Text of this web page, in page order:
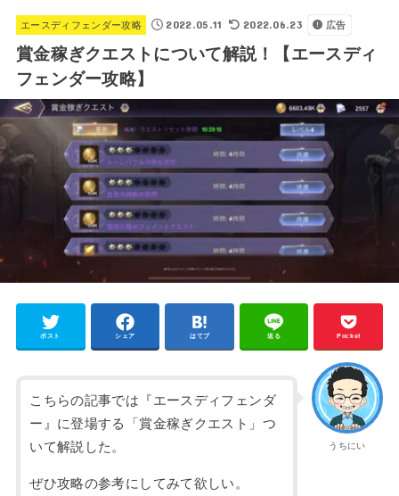
エースディフェンダー攻略 2022.05.11 2022.06.23 広告
賞金稼ぎクエストについて解説！【エースディ
フェンダー攻略】
ポスト シェア はてブ 送る Pocket
うちにい
こちらの記事では『エースディフェンダ
ー』に登場する「賞金稼ぎクエスト」つ
いて解説した。
ぜひ攻略の参考にしてみて欲しい。